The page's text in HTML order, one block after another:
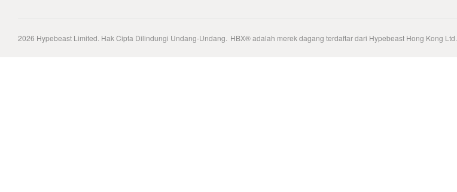
2026 Hypebeast Limited. Hak Cipta Dilindungi Undang-Undang. HBX® adalah merek dagang terdaftar dari Hypebeast Hong Kong Ltd.